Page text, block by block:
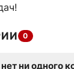
0
ни одного